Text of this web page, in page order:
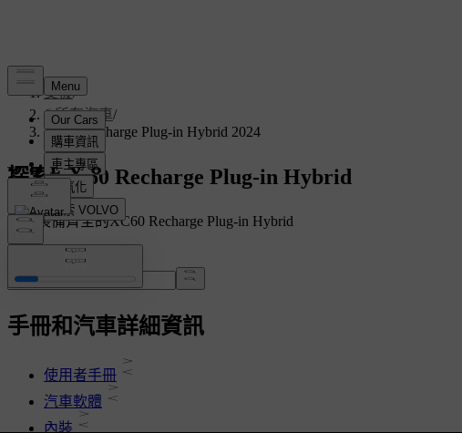
支援/
所有汽車/
XC60 Recharge Plug-in Hybrid 2024
探索 XC60 Recharge Plug-in Hybrid
顯示裝備齊全的XC60 Recharge Plug-in Hybrid
搜尋手冊、指南等
手冊和汽車詳細資訊
使用者手冊
汽車軟體
內裝